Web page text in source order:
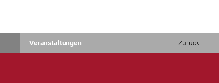
Veranstaltungen Zurück